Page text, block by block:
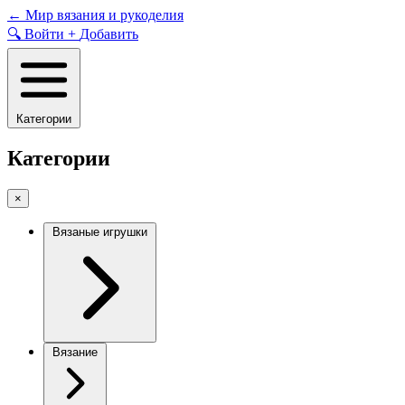
Skip
to
content
← Мир вязания и рукоделия
🔍 Войти + Добавить
Категории
Категории
×
Вязаные игрушки
Вязание